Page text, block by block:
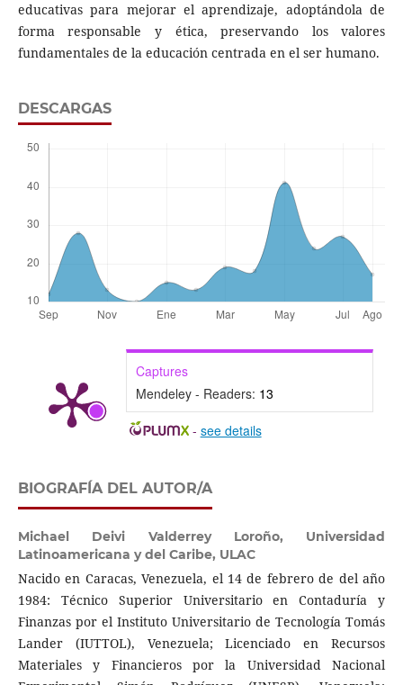
educativas para mejorar el aprendizaje, adoptándola de
forma responsable y ética, preservando los valores
fundamentales de la educación centrada en el ser humano.
DESCARGAS
Captures
Mendeley - Readers: 13
- see details
BIOGRAFÍA DEL AUTOR/A
Michael Deivi Valderrey Loroño, Universidad
Latinoamericana y del Caribe, ULAC
Nacido en Caracas, Venezuela, el 14 de febrero de del año
1984: Técnico Superior Universitario en Contaduría y
Finanzas por el Instituto Universitario de Tecnología Tomás
Lander (IUTTOL), Venezuela; Licenciado en Recursos
Materiales y Financieros por la Universidad Nacional